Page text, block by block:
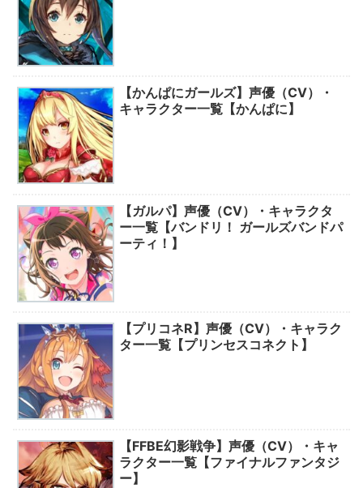
【かんぱにガールズ】声優（CV）・
キャラクター一覧【かんぱに】
【ガルパ】声優（CV）・キャラクタ
ー一覧【バンドリ！ ガールズバンドパ
ーティ！】
【プリコネR】声優（CV）・キャラク
ター一覧【プリンセスコネクト】
【FFBE幻影戦争】声優（CV）・キャ
ラクター一覧【ファイナルファンタジ
ー】